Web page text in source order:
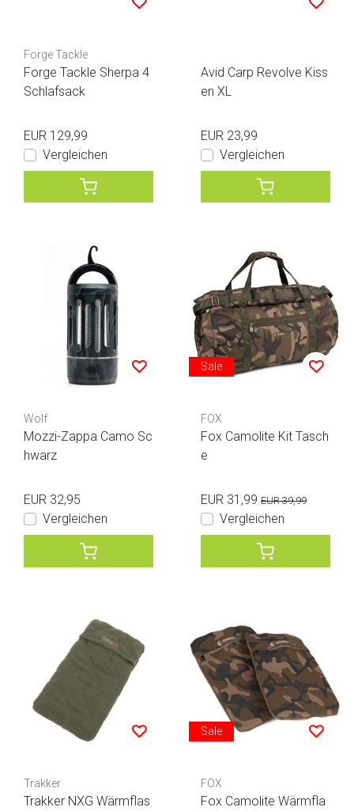
Forge Tackle
Forge Tackle Sherpa 4
Schlafsack
EUR 129,99
Vergleichen
Avid Carp Revolve Kiss
en XL
EUR 23,99
Vergleichen
Wolf
Mozzi-Zappa Camo Sc
hwarz
EUR 32,95
Vergleichen
Sale
FOX
Fox Camolite Kit Tasch
e
EUR 31,99 EUR 39,99
Vergleichen
Trakker
Trakker NXG Wärmflas
Sale
FOX
Fox Camolite Wärmfla